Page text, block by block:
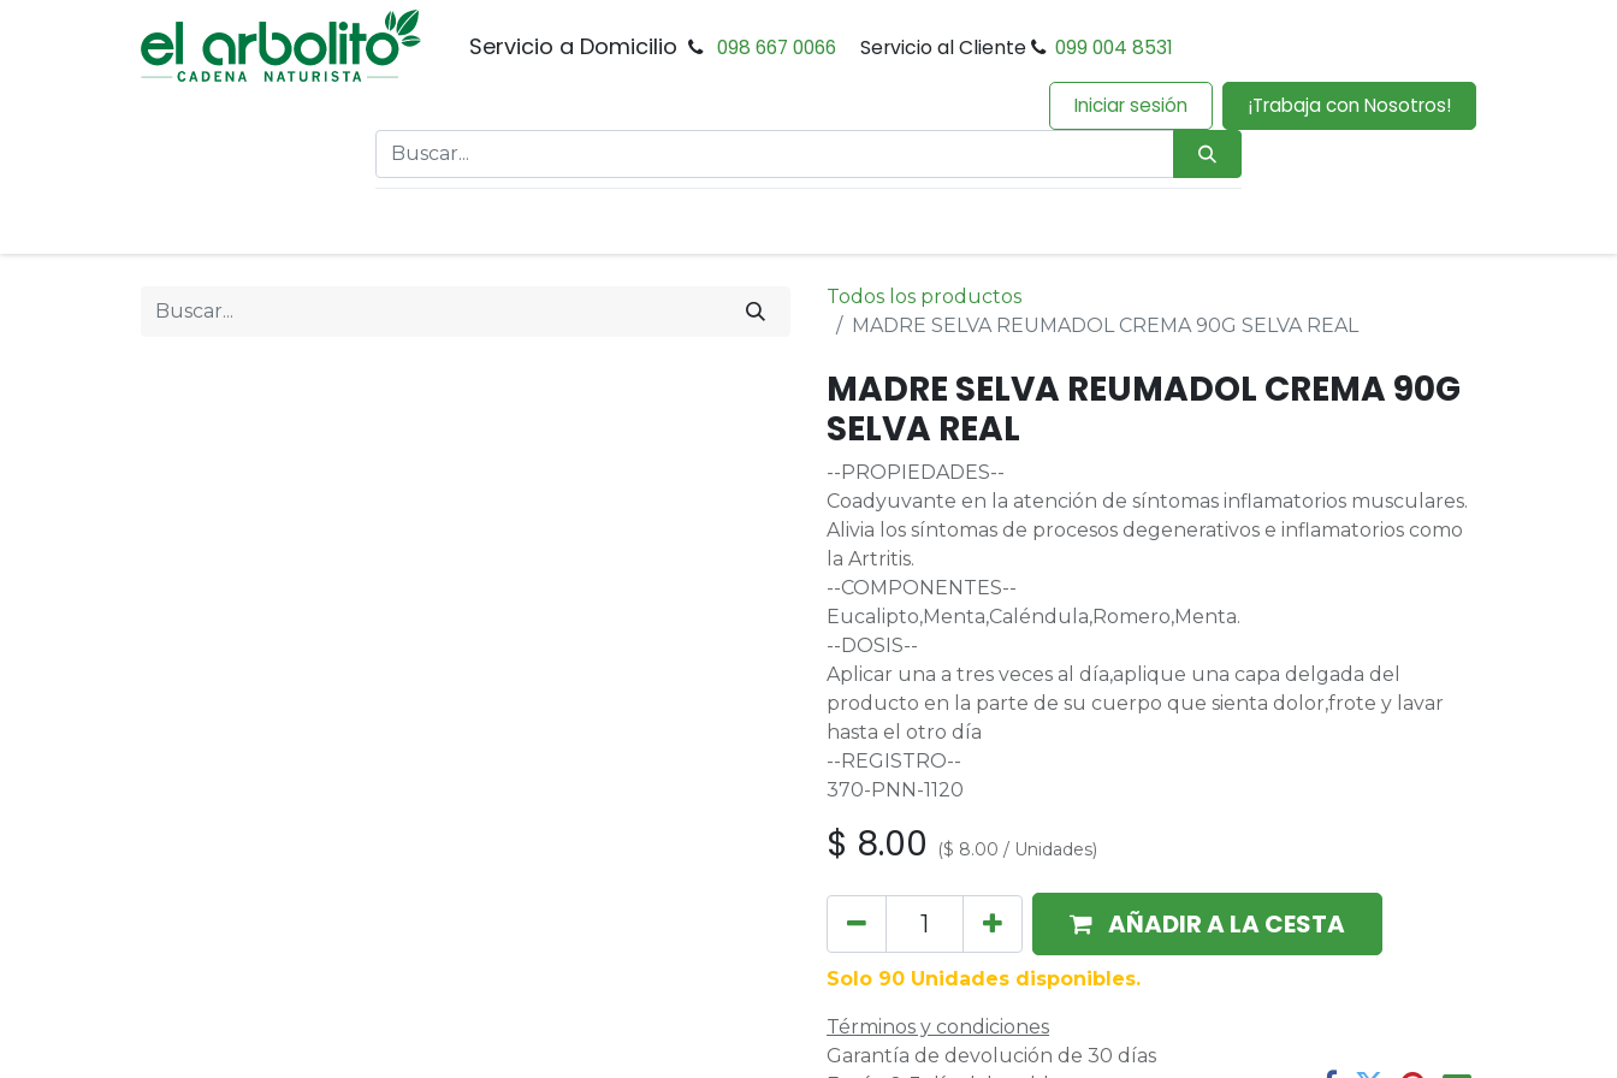
Servicio a Domicilio 098 667 0066 Servicio al Cliente 099 004 8531
Iniciar sesión ¡Trabaja con Nosotros!
Todos los productos
MADRE SELVA REUMADOL CREMA 90G SELVA REAL
MADRE SELVA REUMADOL CREMA 90G
SELVA REAL
--PROPIEDADES--
Coadyuvante en la atención de síntomas inflamatorios musculares.
Alivia los síntomas de procesos degenerativos e inflamatorios como
la Artritis.
--COMPONENTES--
Eucalipto,Menta,Caléndula,Romero,Menta.
--DOSIS--
Aplicar una a tres veces al día,aplique una capa delgada del
producto en la parte de su cuerpo que sienta dolor,frote y lavar
hasta el otro día
--REGISTRO--
370-PNN-1120
$ 8.00 ($ 8.00 / Unidades)
AÑADIR A LA CESTA
Solo 90 Unidades disponibles.
Términos y condiciones
Garantía de devolución de 30 días